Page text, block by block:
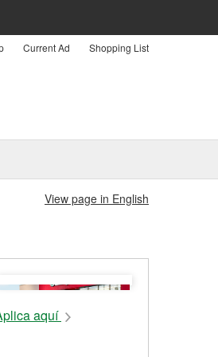
Current Ad Shopping List
View page in English
aquí